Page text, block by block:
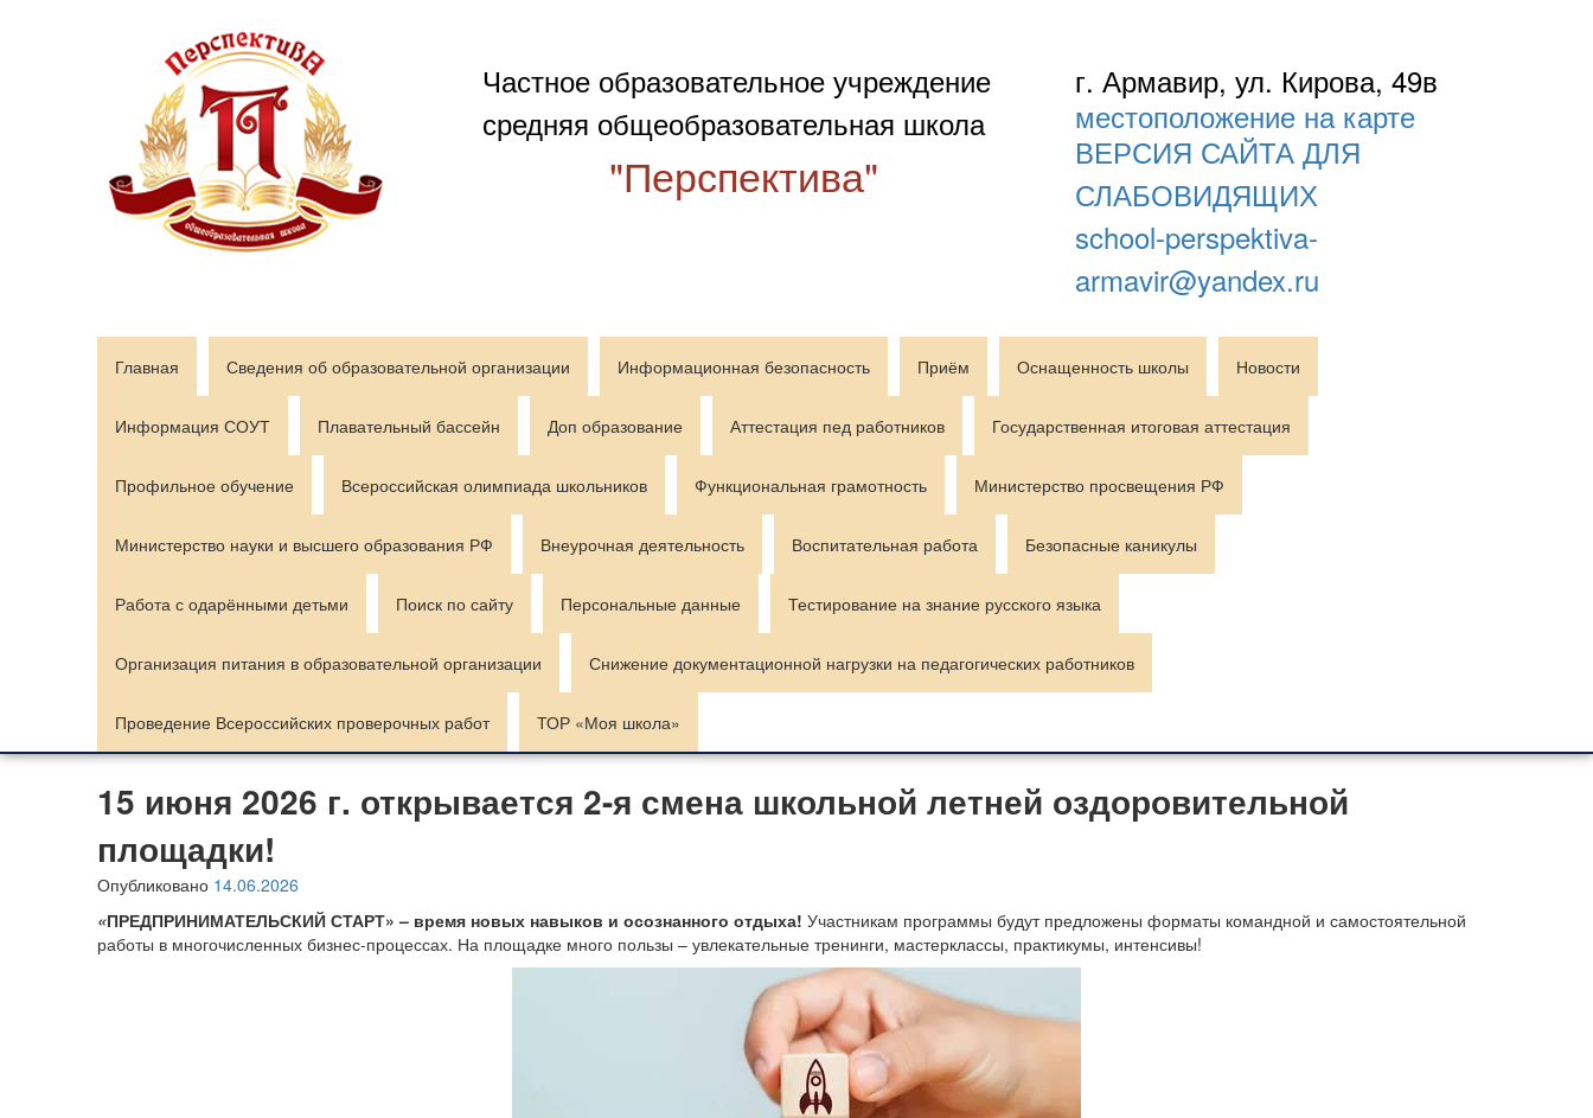
Частное образовательное учреждение
средняя общеобразовательная школа
"Перспектива"
г. Армавир, ул. Кирова, 49в
местоположение на карте
ВЕРСИЯ САЙТА ДЛЯ
СЛАБОВИДЯЩИХ
school-perspektiva-
armavir@yandex.ru
Главная Сведения об образовательной организации Информационная безопасность Приём Оснащенность школы Новости
Информация СОУТ Плавательный бассейн Доп образование Аттестация пед работников Государственная итоговая аттестация
Профильное обучение Всероссийская олимпиада школьников Функциональная грамотность Министерство просвещения РФ
Министерство науки и высшего образования РФ Внеурочная деятельность Воспитательная работа Безопасные каникулы
Работа с одарёнными детьми Поиск по сайту Персональные данные Тестирование на знание русского языка
Организация питания в образовательной организации Снижение документационной нагрузки на педагогических работников
Проведение Всероссийских проверочных работ ТОР «Моя школа»
15 июня 2026 г. открывается 2-я смена школьной летней оздоровительной
площадки!
Опубликовано 14.06.2026
«ПРЕДПРИНИМАТЕЛЬСКИЙ СТАРТ» – время новых навыков и осознанного отдыха! Участникам программы будут предложены форматы командной и самостоятельной
работы в многочисленных бизнес-процессах. На площадке много пользы – увлекательные тренинги, мастерклассы, практикумы, интенсивы!